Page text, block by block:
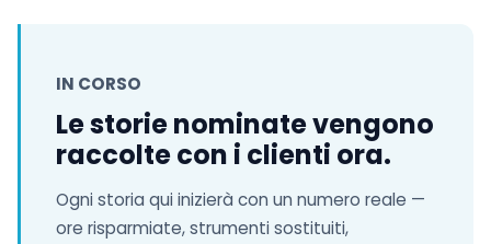
IN CORSO
Le storie nominate vengono
raccolte con i clienti ora.
Ogni storia qui inizierà con un numero reale —
ore risparmiate, strumenti sostituiti,